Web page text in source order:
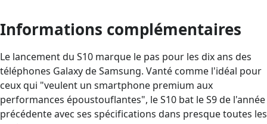
Informations complémentaires
Le lancement du S10 marque le pas pour les dix ans des
téléphones Galaxy de Samsung. Vanté comme l'idéal pour
ceux qui "veulent un smartphone premium aux
performances époustouflantes", le S10 bat le S9 de l'année
précédente avec ses spécifications dans presque toutes les